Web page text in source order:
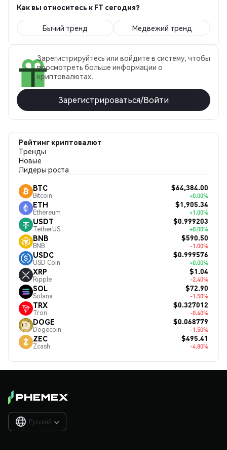
Как вы относитесь к FT сегодня?
Бычий тренд Медвежий тренд
Зарегистрируйтесь или войдите в систему, чтобы
просмотреть больше информации о
криптовалютах.
Зарегистрироваться/Войти
Рейтинг криптовалют
Тренды
Новые
Лидеры роста
BTC
Bitcoin
$64,384.00
+0.00%
ETH
Ethereum
$1,905.34
+1.00%
USDT
TetherUS
$0.999203
+0.00%
BNB
BNB
$590.50
-1.00%
USDC
USD Coin
$0.999576
+0.00%
XRP
Ripple
$1.04
-2.40%
SOL
Solana
$72.90
-1.50%
TRX
Tron
$0.327012
-0.40%
DOGE
Dogecoin
$0.068779
-1.50%
ZEC
Zcash
$495.41
-4.80%
Русский 